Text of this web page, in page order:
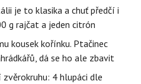
je to klasika a chuť předčí i
g rajčat a jeden citrón
kousek kořínku. Ptačinec
dá se ho ale zbavit
4 hlupáci dle